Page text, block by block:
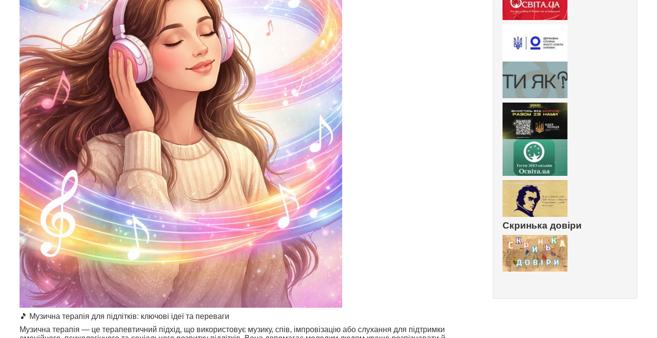
🎵 Музична терапія для підлітків: ключові ідеї та переваги
Музична терапія — це терапевтичний підхід, що використовує музику, спів, імпровізацію або слухання для підтримки
Скринька довіри